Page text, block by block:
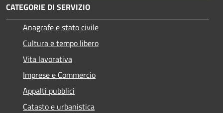
CATEGORIE DI SERVIZIO
Anagrafe e stato civile
Cultura e tempo libero
Vita lavorativa
Imprese e Commercio
Appalti pubblici
Catasto e urbanistica